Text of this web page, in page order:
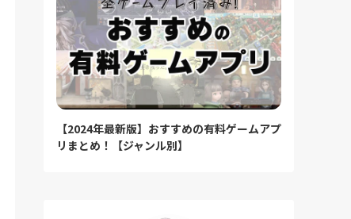
【2024年最新版】おすすめの有料ゲームアプ
リまとめ！【ジャンル別】